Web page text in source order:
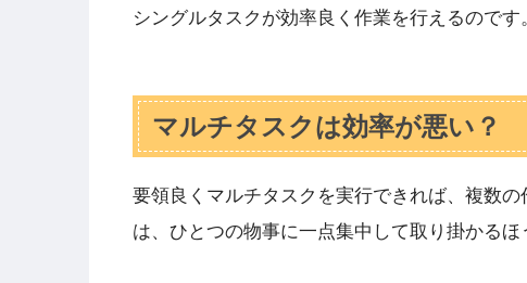
シングルタスクが効率良く作業を行えるのです
マルチタスクは効率が悪い？
要領良くマルチタスクを実行できれば、複数
は、ひとつの物事に一点集中して取り掛かる